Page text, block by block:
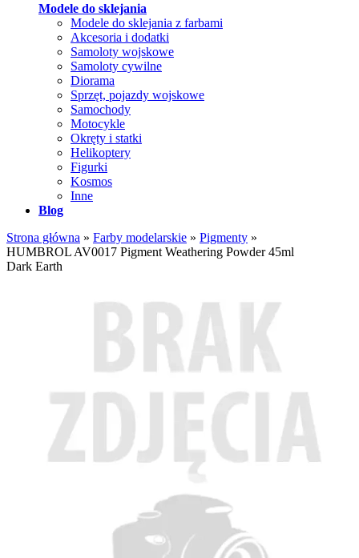
Modele do sklejania
Modele do sklejania z farbami
Akcesoria i dodatki
Samoloty wojskowe
Samoloty cywilne
Diorama
Sprzęt, pojazdy wojskowe
Samochody
Motocykle
Okręty i statki
Helikoptery
Figurki
Kosmos
Inne
Blog
Strona główna » Farby modelarskie » Pigmenty »
HUMBROL AV0017 Pigment Weathering Powder 45ml
Dark Earth